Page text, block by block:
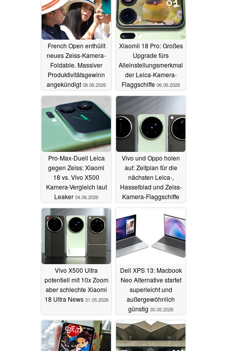
French Open enthüllt
neues Zeiss-Kamera-
Foldable. Massiver
Produktivitätsgewinn
angekündigt 08.06.2026
Xiaomii 18 Pro: Großes
Upgrade fürs
Alleinstellungsmerkmal
der Leica-Kamera-
Flaggschiffe 06.06.2026
Pro-Max-Duell Leica
gegen Zeiss: Xiaomi
18 vs. Vivo X500
Kamera-Vergleich laut
Leaker 04.06.2026
Vivo und Oppo holen
auf: Zeitplan für die
nächsten Leica-,
Hasselblad und Zeiss-
Kamera-Flaggschiffe
Vivo X500 Ultra
potentiell mit 10x Zoom
aber schlechte Xiaomi
18 Ultra News 31.05.2026
Dell XPS 13: Macbook
Neo Alternative startet
superleicht und
außergewöhnlich
günstig 30.05.2026